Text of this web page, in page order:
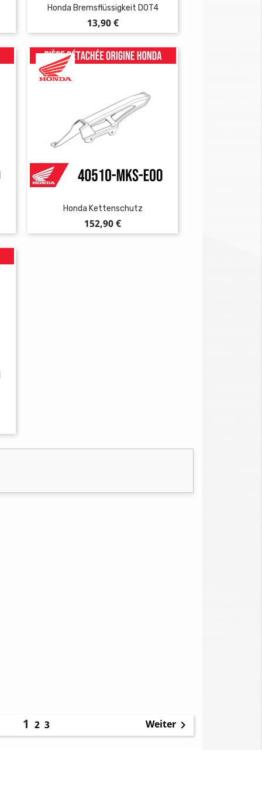
Honda Bremsflüssigkeit DOT4
Preis
13,90 €
Honda Kettenschutz
Preis
152,90 €
1 2 3 Weiter